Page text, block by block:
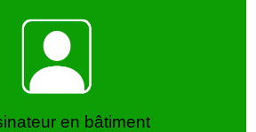
en bâtiment